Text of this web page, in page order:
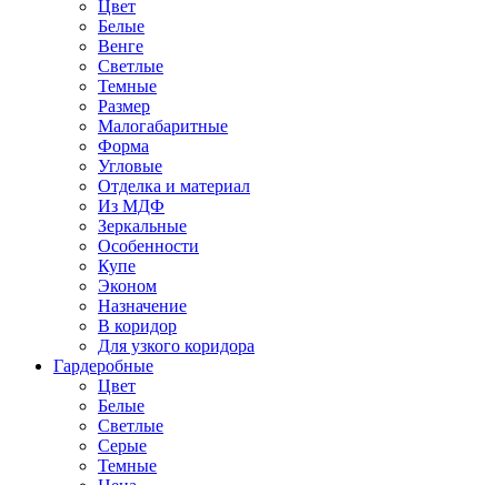
Цвет
Белые
Венге
Светлые
Темные
Размер
Малогабаритные
Форма
Угловые
Отделка и материал
Из МДФ
Зеркальные
Особенности
Купе
Эконом
Назначение
В коридор
Для узкого коридора
Гардеробные
Цвет
Белые
Светлые
Серые
Темные